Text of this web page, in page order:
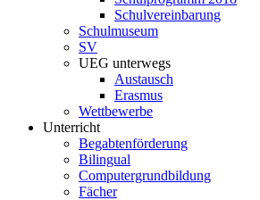
Schulvereinbarung
Schulmuseum
SV
UEG unterwegs
Austausch
Erasmus
Wettbewerbe
Unterricht
Begabtenförderung
Bilingual
Computergrundbildung
Fächer